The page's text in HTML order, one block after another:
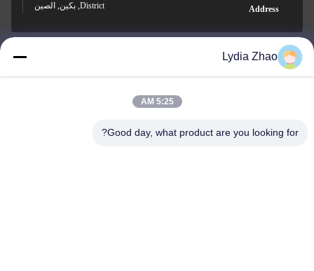
Address
District, بكين, الصين
jesingd@vip.sina.com
Lydia Zhao
5:25 AM
Good day, what product are you looking for?